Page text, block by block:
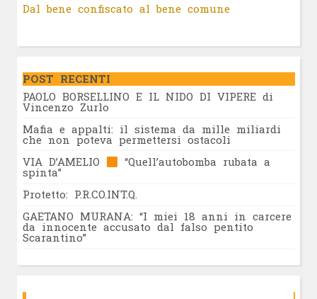
Dal bene confiscato al bene comune
POST RECENTI
PAOLO BORSELLINO E IL NIDO DI VIPERE di
Vincenzo Zurlo
Mafia e appalti: il sistema da mille miliardi
che non poteva permettersi ostacoli
VIA D’AMELIO
“Quell’autobomba rubata a
spinta”
Protetto: P.R.CO.INT.Q.
GAETANO MURANA: “I miei 18 anni in carcere
da innocente accusato dal falso pentito
Scarantino”